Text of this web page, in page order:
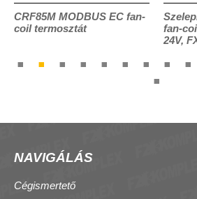
CRF85M MODBUS EC fan-
coil termosztát
fan-
24V,
NAVIGÁLÁS
Cégismertető